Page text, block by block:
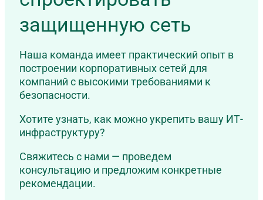
защищенную сеть
Наша команда имеет практический опыт в
построении корпоративных сетей для
компаний с высокими требованиями к
безопасности.
Хотите узнать, как можно укрепить вашу ИТ-
инфраструктуру?
Свяжитесь с нами — проведем
консультацию и предложим конкретные
рекомендации.